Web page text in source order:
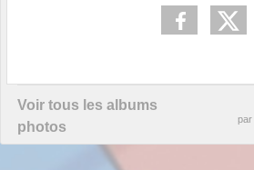
Voir tous les albums
photos
par